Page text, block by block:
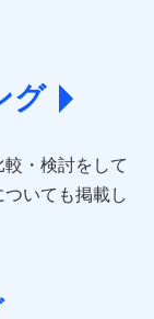
www.e-
sonpo)
グ
・検討をして
ついても掲載し